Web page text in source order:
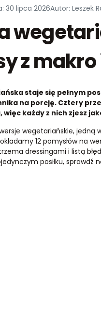
30 lipca 2026Autor: Leszek
z makro
staje się pełnym
na porcję. Cztery
więc każdy z nich zjesz
wegetariańskie,
12 pomysłów na
dressingami i listą
posiłku, sprawdź